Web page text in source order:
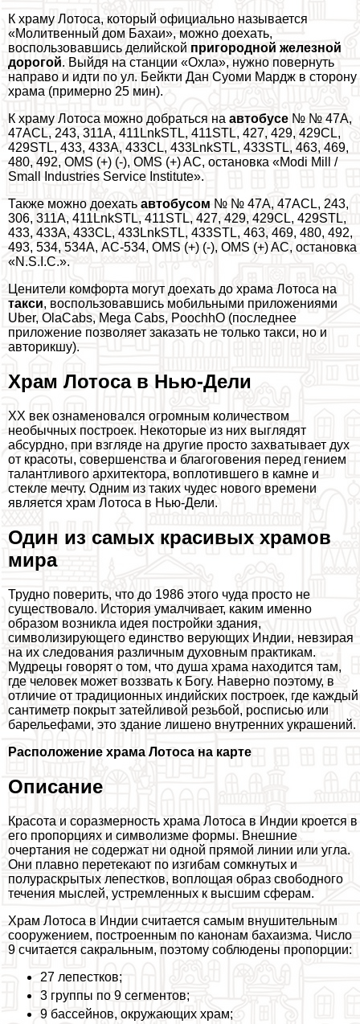
К храму Лотоса, который официально называется
«Молитвенный дом Бахаи», можно доехать,
воспользовавшись делийской пригородной железной
дорогой. Выйдя на станции «Охла», нужно повернуть
направо и идти по ул. Бейкти Дан Суоми Мардж в сторону
храма (примерно 25 мин).
К храму Лотоса можно добраться на автобусе № № 47A,
47ACL, 243, 311A, 411LnkSTL, 411STL, 427, 429, 429CL,
429STL, 433, 433A, 433CL, 433LnkSTL, 433STL, 463, 469,
480, 492, OMS (+) (-), OMS (+) AC, остановка «Modi Mill /
Small Industries Service Institute».
Также можно доехать автобусом № № 47A, 47ACL, 243,
306, 311A, 411LnkSTL, 411STL, 427, 429, 429CL, 429STL,
433, 433A, 433CL, 433LnkSTL, 433STL, 463, 469, 480, 492,
493, 534, 534А, АС-534, OMS (+) (-), OMS (+) AC, остановка
«N.S.I.C.».
Ценители комфорта могут доехать до храма Лотоса на
такси, воспользовавшись мобильными приложениями
Uber, OlaCabs, Mega Cabs, PoochhO (последнее
приложение позволяет заказать не только такси, но и
авторикшу).
Храм Лотоса в Нью-Дели
XX век ознаменовался огромным количеством
необычных построек. Некоторые из них выглядят
абсурдно, при взгляде на другие просто захватывает дух
от красоты, совершенства и благоговения перед гением
талантливого архитектора, воплотившего в камне и
стекле мечту. Одним из таких чудес нового времени
является храм Лотоса в Нью-Дели.
Один из самых красивых храмов
мира
Трудно поверить, что до 1986 этого чуда просто не
существовало. История умалчивает, каким именно
образом возникла идея постройки здания,
символизирующего единство верующих Индии, невзирая
на их следования различным духовным пpaктикам.
Мудрецы говорят о том, что душа храма находится там,
где человек может воззвать к Богу. Наверно поэтому, в
отличие от традиционных индийских построек, где каждый
сантиметр покрыт затейливой резьбой, росписью или
барельефами, это здание лишено внутренних украшений.
Расположение храма Лотоса на карте
Описание
Красота и соразмерность храма Лотоса в Индии кроется в
его пропорциях и символизме формы. Внешние
очертания не содержат ни одной прямой линии или угла.
Они плавно перетекают по изгибам сомкнутых и
полураскрытых лепестков, воплощая образ свободного
течения мыслей, устремленных к высшим сферам.
Храм Лотоса в Индии считается самым внушительным
сооружением, построенным по канонам бахаизма. Число
9 считается сакральным, поэтому соблюдены пропорции:
27 лепестков;
3 группы по 9 сегментов;
9 бассейнов, окружающих храм;